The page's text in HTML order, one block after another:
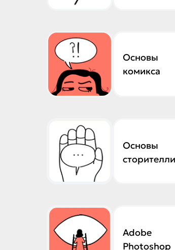
Основы
Основы
комикса
Adobe
Photoshop